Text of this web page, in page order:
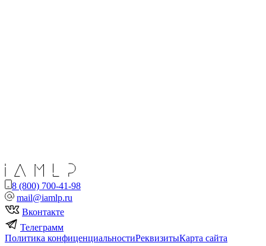
8 (800) 700-41-98
mail@iamlp.ru
Вконтакте
Телеграмм
Политика конфиценциальностиРеквизитыКарта сайта